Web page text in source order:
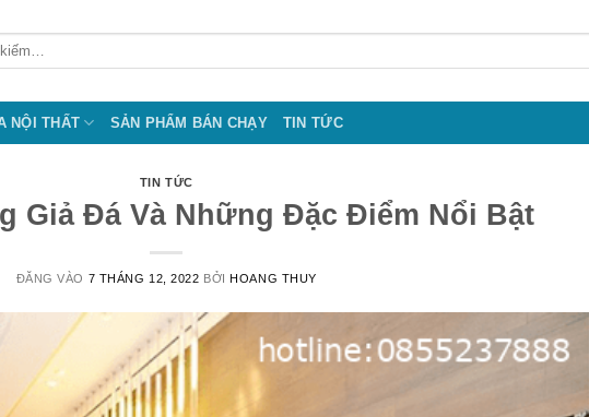
NỘI THẤT SẢN PHẨM BÁN CHẠY TIN TỨC
TIN TỨC
Giả Đá Và Những Đặc Điểm Nổi Bật
ĐĂNG VÀO 7 THÁNG 12, 2022 BỞIHOANG THUY